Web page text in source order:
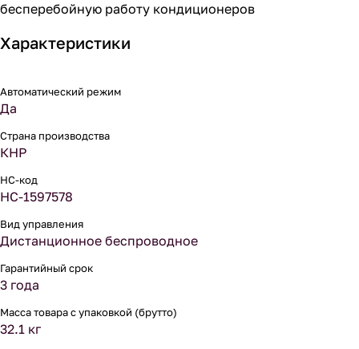
бесперебойную работу кондиционеров
Характеристики
Автоматический режим
Да
Страна производства
КНР
НС-код
НС-1597578
Вид управления
Дистанционное беспроводное
Гарантийный срок
3 года
Масса товара с упаковкой (брутто)
32.1 кг